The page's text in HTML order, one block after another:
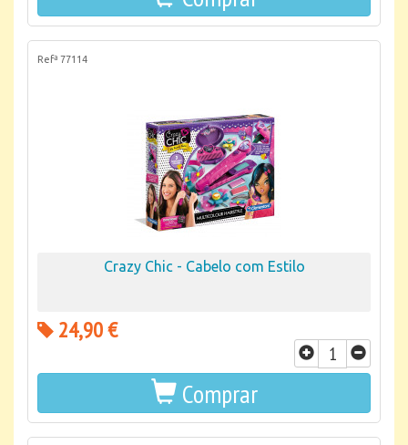
Refª 77114
Crazy Chic - Cabelo com Estilo
24,90 €
Comprar